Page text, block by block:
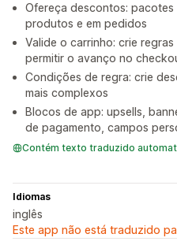
Ofereça descontos:
produtos e em pedidos
Valide o carrinho: crie
permitir o avanço no
Condições de regra: crie
mais complexos
Blocos de app: upsells,
de pagamento, campos
Contém texto traduzido
Idiomas
inglês
Este app não está traduzido